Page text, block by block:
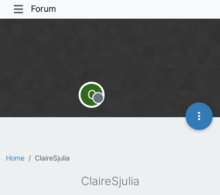
Forum
Home ClaireSjulia
C
Offline
ClaireSjulia